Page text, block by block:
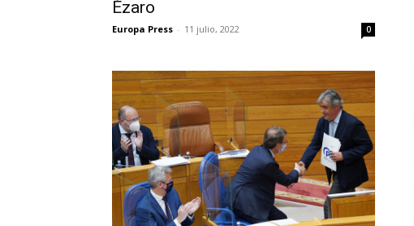
Ézaro
Europa Press - 11 julio, 2022 0